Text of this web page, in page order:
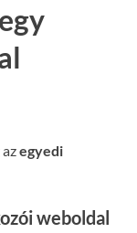
egyedi
weboldal